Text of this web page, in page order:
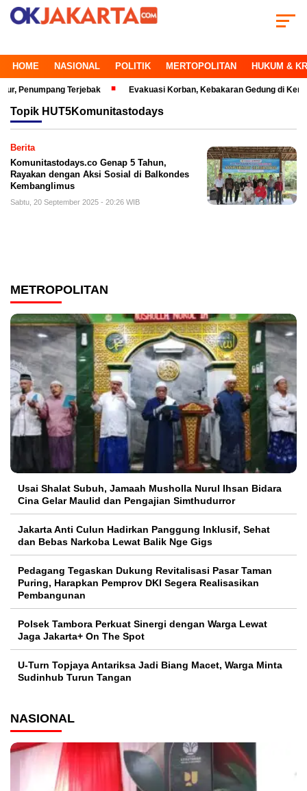
HOME NASIONAL POLITIK MERTOPOLITAN HUKUM &
Terjebak Evakuasi Korban, Kebakaran Gedung di
Topik HUT5Komunitastodays
Berita
Komunitastodays.co Genap 5 Tahun,
Rayakan dengan Aksi Sosial di Balkondes
Kembanglimus
Sabtu, 20 September 2025 - 20:26 WIB
METROPOLITAN
Usai Shalat Subuh, Jamaah Musholla Nurul Ihsan Bidara
Cina Gelar Maulid dan Pengajian Simthudurror
Jakarta Anti Culun Hadirkan Panggung Inklusif, Sehat
dan Bebas Narkoba Lewat Balik Nge Gigs
Pedagang Tegaskan Dukung Revitalisasi Pasar Taman
Puring, Harapkan Pemprov DKI Segera Realisasikan
Pembangunan
Polsek Tambora Perkuat Sinergi dengan Warga Lewat
Jaga Jakarta+ On The Spot
U-Turn Topjaya Antariksa Jadi Biang Macet, Warga Minta
Sudinhub Turun Tangan
NASIONAL